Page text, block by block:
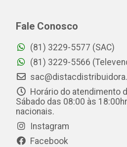
Fale Conosco
(81) 3229-5577 (SAC)
(81) 3229-5566
Horário do atendimento
Sábado das 08:00 às
nacionais.
Instagram
Facebook